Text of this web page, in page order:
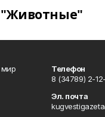
"Животные"
мир
Телефон
8 (34789) 2-
Эл. почта